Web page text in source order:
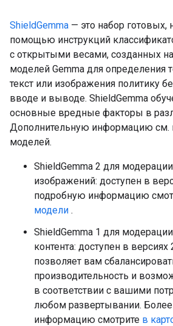
ShieldGemma — это набор готовых,
помощью инструкций
с открытыми весами, созданных
моделей Gemma для определения
текст или изображения политику
вводе и выводе. ShieldGemma
основные вредные факторы в
Дополнительную информацию см.
моделей.
ShieldGemma 2 для
изображений: доступен в
подробную информацию
модели .
ShieldGemma 1 для
контента: доступен в версиях
позволяет вам
производительность и
в соответствии с вашими
любом развертывании.
информацию смотрите в